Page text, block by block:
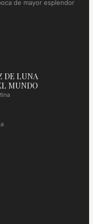
de mayor esplendor
DE LUNA
MUNDO